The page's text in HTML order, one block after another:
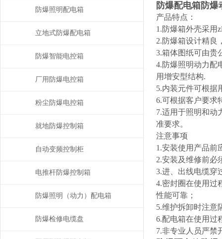
防爆配电箱防爆
产品特点：
1.防爆箱外壳采用
2.防爆箱设计精良
3.箱体图纸可由贵
4.防爆照明动力配
用增安型结构.
5.内装元件可根据
6.可根据客户要求
7.适用于照明和动
准要求。
注意事项
1.安装使用产品前
2.安装及维修前必
3.进、出线电缆穿
4.密封圈在使用过
性能可靠；
5.维护拆卸时注意
6.配电箱在使用过
7.非专业人员严禁
防爆照明配电箱
立地式防爆配电箱
防爆智能电控箱
厂用防爆电控箱
粉尘防爆电控箱
就地防爆控制箱
自动变频控制柜
电推杆防爆控制箱
防爆照明（动力）配电箱
防爆检修电缆盘